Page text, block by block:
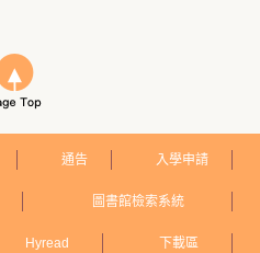
通告 入學申請
圖書館檢索系統
Hyread 下載區